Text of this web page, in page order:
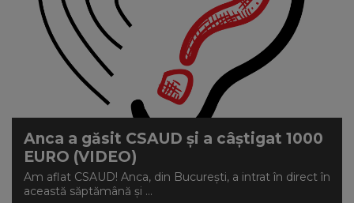
Anca a găsit CSAUD și a câștigat 1000
EURO (VIDEO)
Am aflat CSAUD! Anca, din București, a intrat în direct în
această săptămână și ...